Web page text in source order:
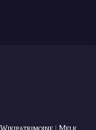
Wikipatrimoine| Melk